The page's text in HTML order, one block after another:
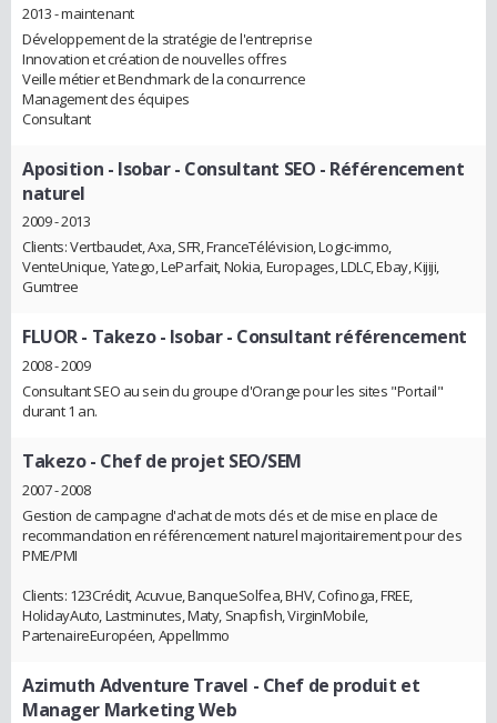
2013 - maintenant
Développement de la stratégie de l'entreprise
Innovation et création de nouvelles offres
Veille métier et Benchmark de la concurrence
Management des équipes
Consultant
Aposition - Isobar- Consultant SEO - Référencement
naturel
2009 - 2013
Clients: Vertbaudet, Axa, SFR, FranceTélévision, Logic-immo,
VenteUnique, Yatego, LeParfait, Nokia, Europages, LDLC, Ebay, Kijiji,
Gumtree
FLUOR - Takezo - Isobar- Consultant référencement
2008 - 2009
Consultant SEO au sein du groupe d'Orange pour les sites "Portail"
durant 1 an.
Takezo- Chef de projet SEO/SEM
2007 - 2008
Gestion de campagne d'achat de mots clés et de mise en place de
recommandation en référencement naturel majoritairement pour des
PME/PMI
Clients: 123Crédit, Acuvue, BanqueSolfea, BHV, Cofinoga, FREE,
HolidayAuto, Lastminutes, Maty, Snapfish, VirginMobile,
PartenaireEuropéen, AppelImmo
Azimuth Adventure Travel - Chef de produit et
Manager Marketing Web